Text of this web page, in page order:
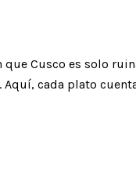
Cusco es solo
Aquí, cada plato